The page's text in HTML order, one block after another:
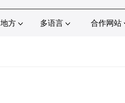
地方 多语言 合作网站